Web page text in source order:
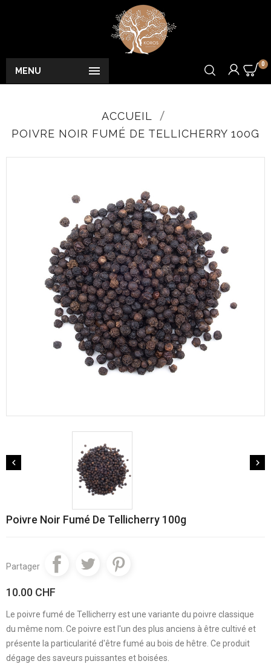

MENU
0
ACCUEIL
POIVRE NOIR FUMÉ DE TELLICHERRY 100G
 
Poivre Noir Fumé De Tellicherry 100g
Partager
10.00 CHF
Le poivre fumé de Tellicherry est une variante du poivre classique
du même nom. Ce poivre est l'un des plus anciens à être cultivé et
présente la particularité d'être fumé au bois de hêtre. Ce produit
dégage des saveurs puissantes et boisées.